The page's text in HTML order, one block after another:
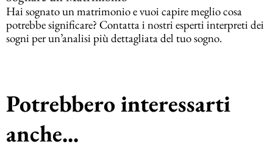
Hai sognato un matrimonio e vuoi capire meglio cosa
potrebbe significare? Contatta i nostri esperti interpreti dei
sogni per un’analisi più dettagliata del tuo sogno.
Potrebbero interessarti
anche...